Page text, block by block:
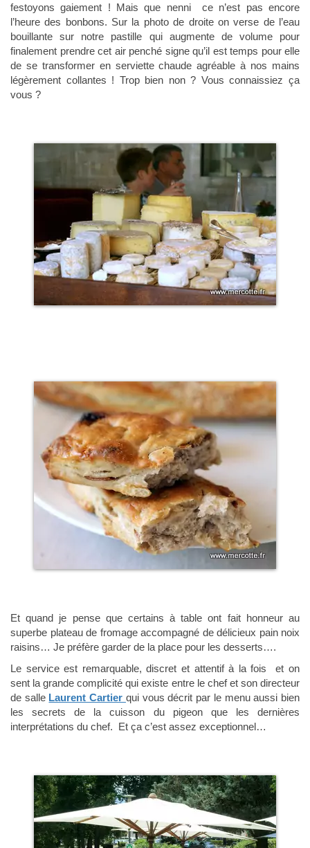
festoyons gaiement ! Mais que nenni ce n’est pas encore
l’heure des bonbons. Sur la photo de droite on verse de l’eau
bouillante sur notre pastille qui augmente de volume pour
finalement prendre cet air penché signe qu’il est temps pour elle
de se transformer en serviette chaude agréable à nos mains
légèrement collantes ! Trop bien non ? Vous connaissiez ça
vous ?
Et quand je pense que certains à table ont fait honneur au
superbe plateau de fromage accompagné de délicieux pain noix
raisins… Je préfère garder de la place pour les desserts….
Le service est remarquable, discret et attentif à la fois et on
sent la grande complicité qui existe entre le chef et son directeur
de salle Laurent Cartier qui vous décrit par le menu aussi bien
les secrets de la cuisson du pigeon que les dernières
interprétations du chef. Et ça c’est assez exceptionnel…